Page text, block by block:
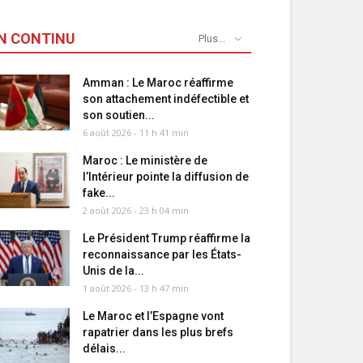
CONTINU Plus...
Amman : Le Maroc réaffirme
son attachement indéfectible et
son soutien...
6 août 2026 - 11 h 41 min
Maroc : Le ministère de
l’Intérieur pointe la diffusion de
fake...
2 août 2026 - 23 h 04 min
Le Président Trump réaffirme la
reconnaissance par les États-
Unis de la...
1 août 2026 - 13 h 47 min
Le Maroc et l’Espagne vont
rapatrier dans les plus brefs
délais...